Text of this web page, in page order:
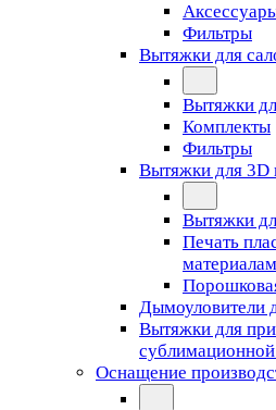
Фильтры
Вытяжки для
Вытяжки
Комплекты
Фильтры
Вытяжки для 3D
Вытяжки
Печать
Дымоуловители
Вытяжки для
Оснащение